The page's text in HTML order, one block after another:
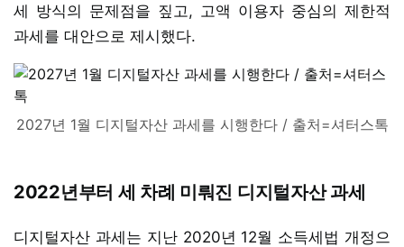
세 방식의 문제점을 짚고, 고액 이용자 중심의 제한적
과세를 대안으로 제시했다.
2027년 1월 디지털자산 과세를 시행한다 / 출처=셔터스톡
2022년부터 세 차례 미뤄진 디지털자산 과세
디지털자산 과세는 지난 2020년 12월 소득세법 개정으